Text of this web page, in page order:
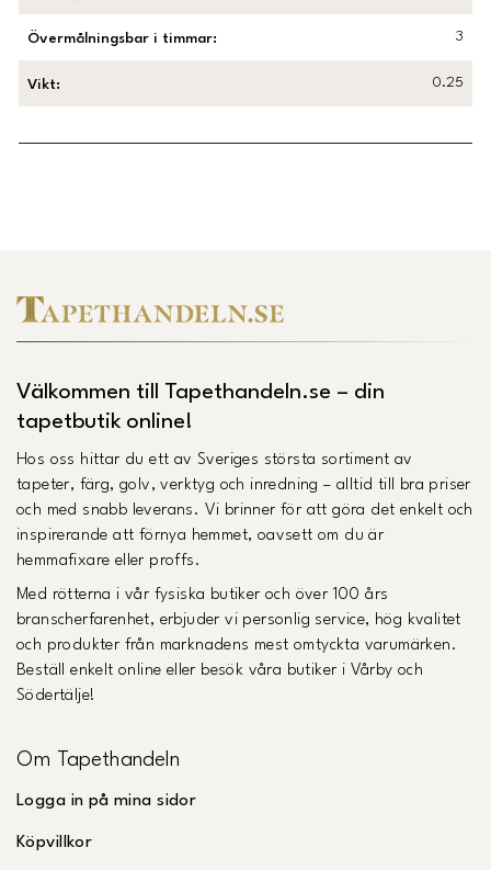
Övermålningsbar i timmar: 3
Vikt: 0.25
Välkommen till Tapethandeln.se – din
tapetbutik online!
Hos oss hittar du ett av Sveriges största sortiment av
tapeter, färg, golv, verktyg och inredning – alltid till bra priser
och med snabb leverans. Vi brinner för att göra det enkelt och
inspirerande att förnya hemmet, oavsett om du är
hemmafixare eller proffs.
Med rötterna i vår fysiska butiker och över 100 års
branscherfarenhet, erbjuder vi personlig service, hög kvalitet
och produkter från marknadens mest omtyckta varumärken.
Beställ enkelt online eller besök våra butiker i Vårby och
Södertälje!
Om Tapethandeln
Logga in på mina sidor
Köpvillkor